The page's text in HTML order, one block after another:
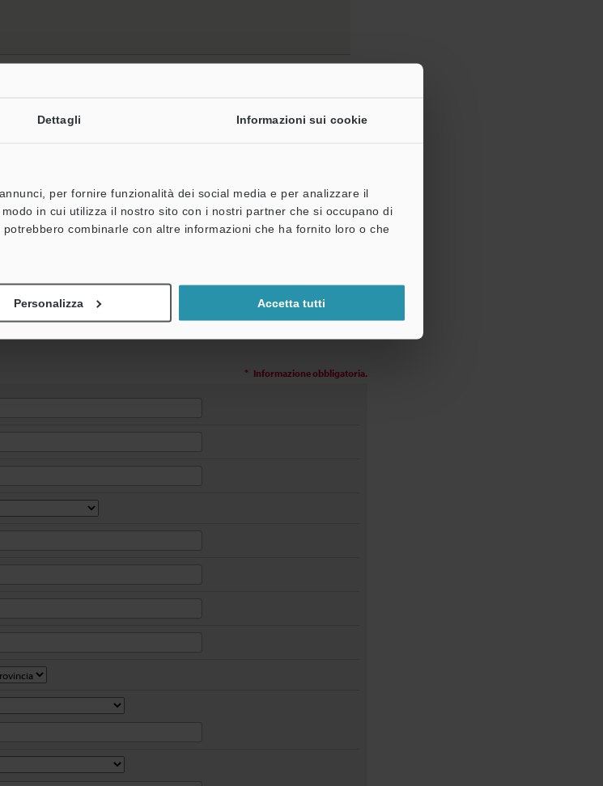
Dettagli Informazioni sui cookie
per fornire funzionalità dei social media e per analizzare il
in cui utilizza il nostro sito con i nostri partner che si occupano di
combinarle con altre informazioni che ha fornito loro o che
Personalizza Accetta tutti
* Informazione obbligatoria.